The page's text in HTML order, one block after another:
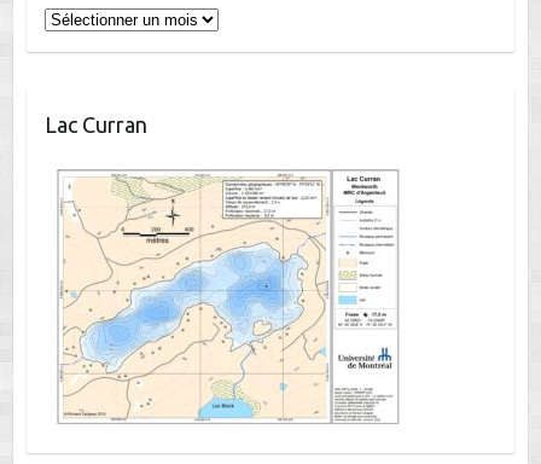
Archives
Lac Curran